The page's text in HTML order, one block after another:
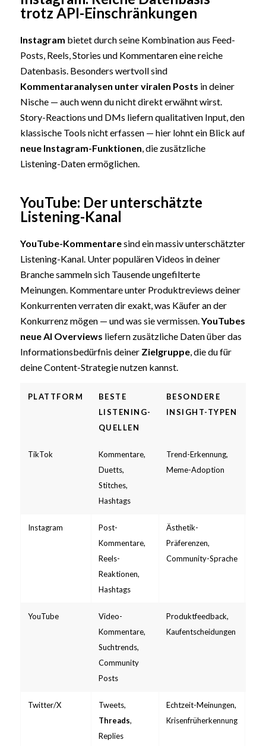
trotz API-Einschränkungen
Instagram bietet durch seine Kombination aus Feed-
Posts, Reels, Stories und Kommentaren eine reiche
Datenbasis. Besonders wertvoll sind
Kommentaranalysen unter viralen Posts in deiner
Nische — auch wenn du nicht direkt erwähnt wirst.
Story-Reactions und DMs liefern qualitativen Input, den
klassische Tools nicht erfassen — hier lohnt ein Blick auf
neue Instagram-Funktionen, die zusätzliche
Listening-Daten ermöglichen.
YouTube: Der unterschätzte
Listening-Kanal
YouTube-Kommentaresind ein massiv unterschätzter
Listening-Kanal. Unter populären Videos in deiner
Branche sammeln sich Tausende ungefilterte
Meinungen. Kommentare unter Produktreviews deiner
Konkurrenten verraten dir exakt, was Käufer an der
Konkurrenz mögen — und was sie vermissen.YouTubes
neue AI Overviews liefern zusätzliche Daten über das
Informationsbedürfnis deiner Zielgruppe, die du für
deine Content-Strategie nutzen kannst.
PLATTFORM
BESTE
LISTENING-
QUELLEN
BESONDERE
INSIGHT-TYPEN
TikTok
Kommentare,
Duetts,
Stitches,
Hashtags
Trend-Erkennung,
Meme-Adoption
Instagram
Post-
Kommentare,
Reels-
Reaktionen,
Hashtags
Ästhetik-
Präferenzen,
Community-Sprache
YouTube
Video-
Kommentare,
Suchtrends,
Community
Posts
Produktfeedback,
Kaufentscheidungen
Twitter/X
Tweets,
Threads,
Replies
Echtzeit-Meinungen,
Krisenfrüherkennung